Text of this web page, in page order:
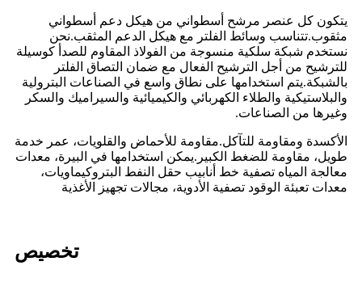
يتكون كل عنصر مرشح أسطواني من هيكل دعم أسطواني
مثقوب.تتناسب وسائط الفلتر مع هيكل الدعم المثقب.نحن
نستخدم شبكة سلكية منسوجة من الفولاذ المقاوم للصدأ كوسيلة
للترشيح من أجل الترشيح الفعال مع ضمان التصاق الفلتر
بالشبكة.يتم استخدامها على نطاق واسع في الصناعات البترولية
والبلاستيكية والطلاء الكهربائي والكيميائية والسيراميك والسكر
وغيرها من الصناعات.
الأكسدة ومقاومة للتآكل.مقاومة للأحماض والقلويات، عمر خدمة
طويل، مقاومة للضغط الكبير.يمكن استخدامها في البيرة، معدات
معالجة المياه تصفية خط أنابيب حقل النفط البتروكيماويات،
معدات تعبئة الوقود تصفية الأدوية، مجالات تجهيز الأغذية
تخصيص